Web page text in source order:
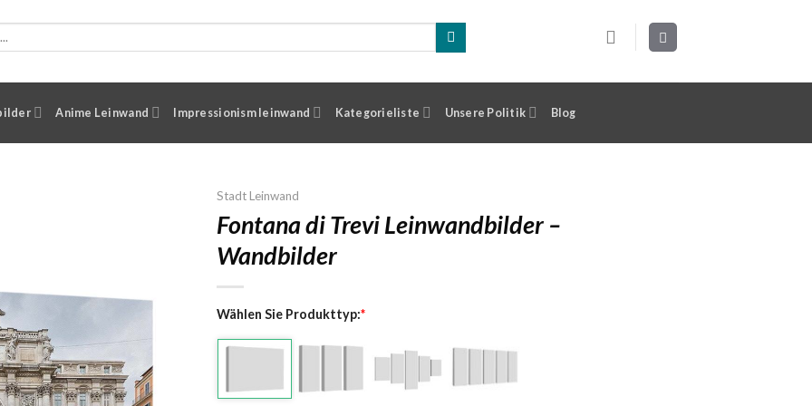
Anime Leinwand Impressionism leinwand Kategorieliste Unsere Politik Blog
Stadt Leinwand
Fontana di Trevi Leinwandbilder –
Wandbilder
Wählen Sie Produkttyp:*